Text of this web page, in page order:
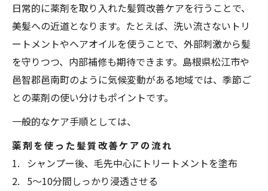
日常的に薬剤を取り入れた髪質改善ケアを行うことで、
美髪への近道となります。たとえば、洗い流さないトリ
ートメントやヘアオイルを使うことで、外部刺激から髪
を守りつつ、内部補修も期待できます。島根県松江市や
邑智郡邑南町のように気候変動がある地域では、季節ご
との薬剤の使い分けもポイントです。
一般的なケア手順としては、
薬剤を使った髪質改善ケアの流れ
シャンプー後、毛先中心にトリートメントを塗布
5～10分間しっかり浸透させる